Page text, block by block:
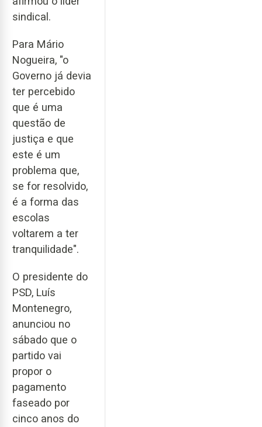
sindical.
Para Mário
Nogueira, "o
Governo já devia
ter percebido
que é uma
questão de
justiça e que
este é um
problema que,
se for resolvido,
é a forma das
escolas
voltarem a ter
tranquilidade".
O presidente do
PSD, Luís
Montenegro,
anunciou no
sábado que o
partido vai
propor o
pagamento
faseado por
cinco anos do